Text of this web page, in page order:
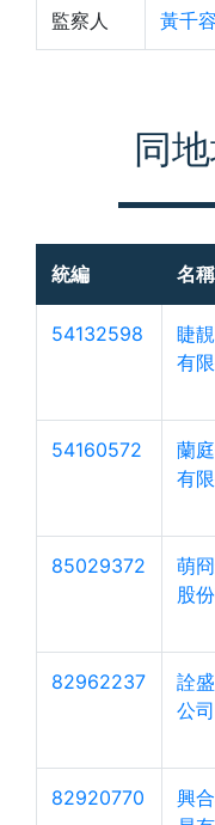
監察人 黃千容
同
統編 名稱
54132598
睫
有
54160572
蘭
有
85029372
萌
股
82962237
詮
公司
82920770
興